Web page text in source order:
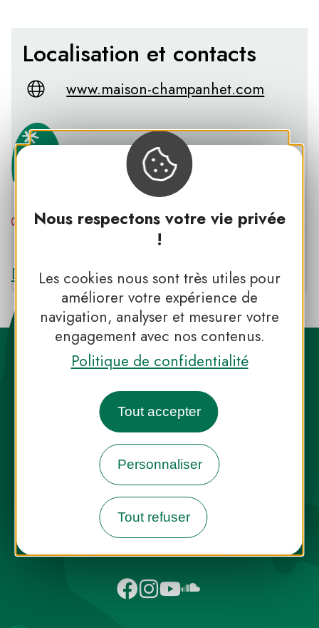
Nous respectons votre vie privée
!
Les cookies nous sont très utiles pour
améliorer votre expérience de
navigation, analyser et mesurer votre
engagement avec nos contenus.
Politique de confidentialité
Tout accepter
Personnaliser
Tout refuser
Localisation et contacts
www.maison-champanhet.com
PNR DES MONTS D’ARDÈCHE
Découvrir le PNR DES MONTS D’ARDÈCHE
Destination Parcs, de l’inspiration en
toute saison
INFOS PRESSEFAQNOUS CONTACTER
NEWSLETTER